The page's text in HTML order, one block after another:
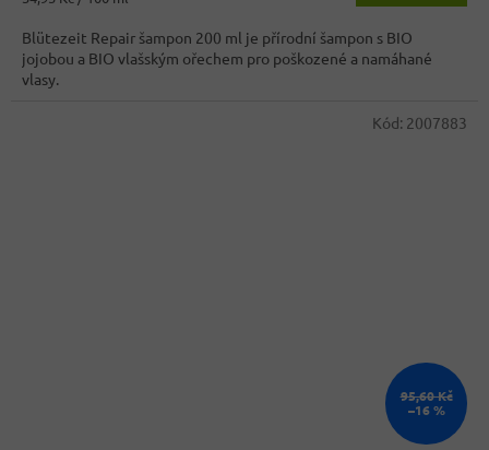
4,0
z
5
hvězdiček.
Blütezeit Repair šampon 200 ml je přírodní šampon s BIO
jojobou a BIO vlašským ořechem pro poškozené a namáhané
vlasy.
95,60 Kč
–16 %
Kód: 2007883